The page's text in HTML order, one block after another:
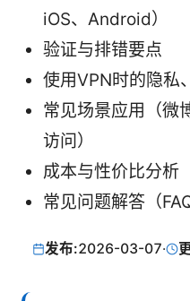
iOS、Android）
验证与排错要点
使用VPN时的隐私
常见场景应用（微
访问）
成本与性价比分析
常见问题解答（
发布:2026-03-07·